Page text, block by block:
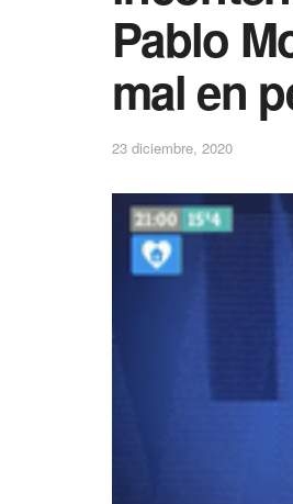
Pablo
mal en
23 diciembre, 2020